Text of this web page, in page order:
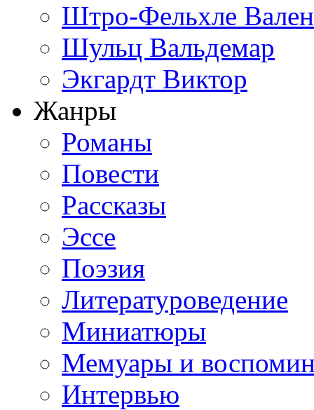
Штро-Фельхле
Шульц Вальдемар
Экгардт Виктор
Жанры
Романы
Повести
Рассказы
Эссе
Поэзия
Литературоведение
Миниатюры
Мемуары и
Интервью